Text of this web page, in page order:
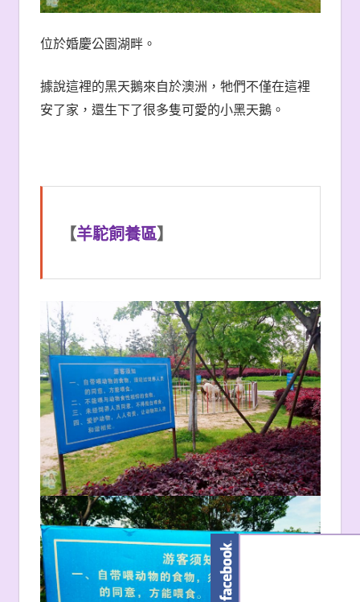
位於婚慶公園湖畔。
據說這裡的黑天鵝來自於澳洲，牠們不僅在這裡
安了家，還生下了很多隻可愛的小黑天鵝。
【羊駝飼養區】